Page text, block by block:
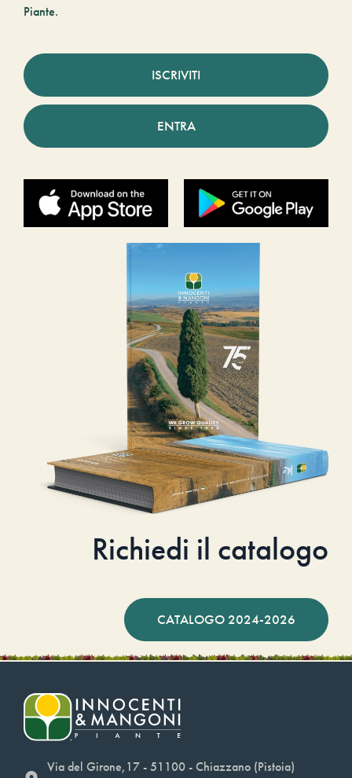
Piante.
ISCRIVITI
ENTRA
Richiedi il catalogo
CATALOGO 2024-2026
Via del Girone,17 - 51100 - Chiazzano (Pistoia)